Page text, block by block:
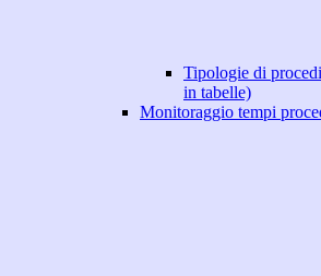
Tipologie di
in tabelle)
Monitoraggio tempi